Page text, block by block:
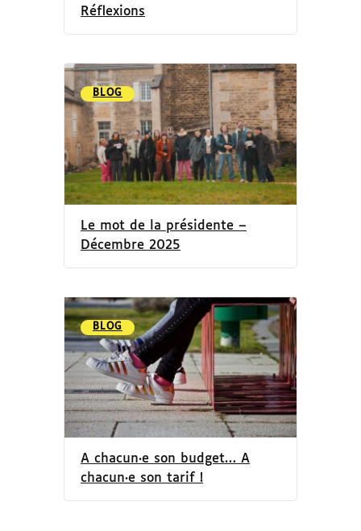
Réflexions
BLOG
Le mot de la présidente –
Décembre 2025
BLOG
A chacun·e son budget… A
chacun·e son tarif !